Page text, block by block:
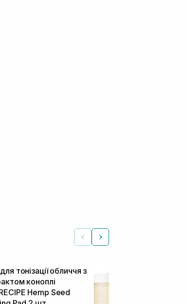
тонізації обличчя з
коноплі
Hemp Seed